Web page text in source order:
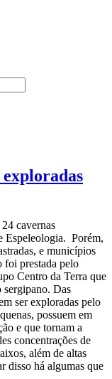
exploradas
cavernas
Espeleologia. Porém,
e municípios
foi prestada pelo
Centro da Terra que
sergipano. Das
ser exploradas pelo
possuem em
e que tornam a
concentrações de
além de altas
disso há algumas que